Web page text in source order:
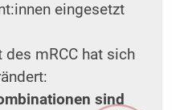
eingesetzt
des mRCC hat sich
sind